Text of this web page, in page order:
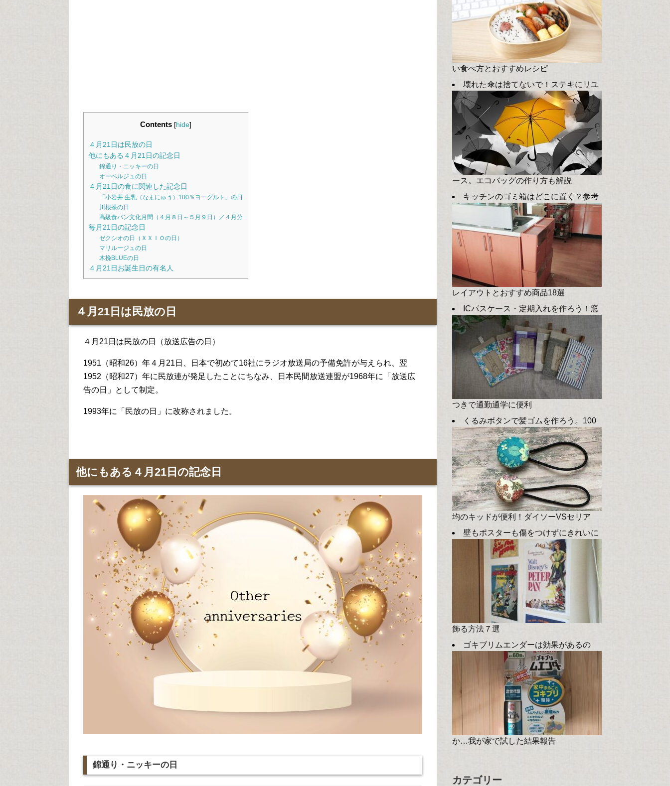
Contents [hide]
４月21日は民放の日
他にもある４月21日の記念日
錦通り・ニッキーの日
オーベルジュの日
４月21日の食に関連した記念日
「小岩井 生乳（なまにゅう）100％ヨーグルト」の日
川根茶の日
高級食パン文化月間（４月８日～５月９日）／４月分
毎月21日の記念日
ゼクシオの日（ＸＸＩＯの日）
マリルージュの日
木挽BLUEの日
４月21日お誕生日の有名人
４月21日は民放の日
４月21日は民放の日（放送広告の日）
1951（昭和26）年４月21日、日本で初めて16社にラジオ放送局の予備免許が与えられ、翌
1952（昭和27）年に民放連が発足したことにちなみ、日本民間放送連盟が1968年に「放送広
告の日」として制定。
1993年に「民放の日」に改称されました。
他にもある４月21日の記念日
錦通り・ニッキーの日
い食べ方とおすすめレシピ
壊れた傘は捨てないで！ステキにリユ
ース。エコバッグの作り方も解説
キッチンのゴミ箱はどこに置く？参考
レイアウトとおすすめ商品18選
ICパスケース・定期入れを作ろう！窓
つきで通勤通学に便利
くるみボタンで髪ゴムを作ろう。100
均のキッドが便利！ダイソーVSセリア
壁もポスターも傷をつけずにきれいに
飾る方法７選
ゴキブリムエンダーは効果があるの
か…我が家で試した結果報告
カテゴリー